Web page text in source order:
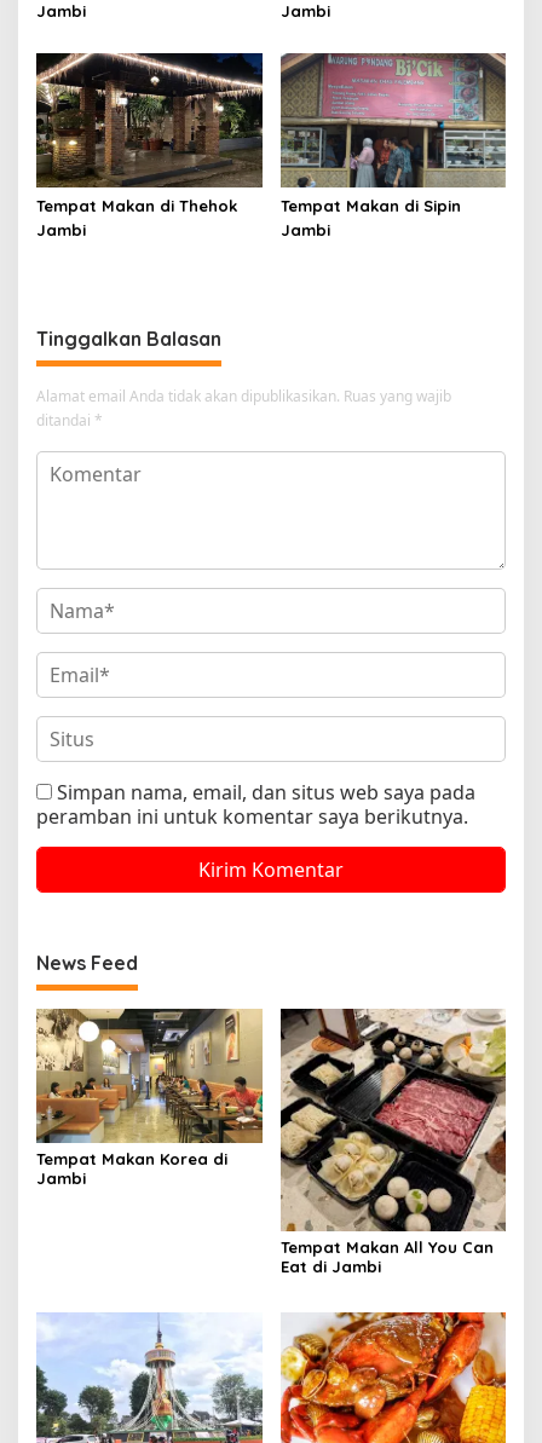
Jambi
Jambi
Tempat Makan di Thehok
Jambi
Tempat Makan di Sipin
Jambi
Tinggalkan Balasan
Alamat email Anda tidak akan dipublikasikan. Ruas yang wajib
ditandai *
Simpan nama, email, dan situs web saya pada
peramban ini untuk komentar saya berikutnya.
News Feed
Tempat Makan Korea di
Jambi
Tempat Makan All You Can
Eat di Jambi